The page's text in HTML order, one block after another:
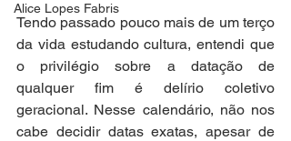
Alice Lopes Fabris
Tendo passado pouco mais de um terço
da vida estudando cultura, entendi que
o privilégio sobre a datação de
qualquer fim é delírio coletivo
geracional. Nesse calendário, não nos
cabe decidir datas exatas, apesar de